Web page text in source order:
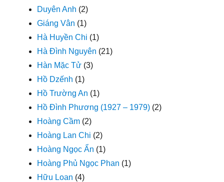
Duyên Anh (2)
Giáng Vân (1)
Hà Huyền Chi (1)
Hà Đình Nguyên (21)
Hàn Mặc Tử (3)
Hồ Dzếnh (1)
Hồ Trường An (1)
Hồ Đình Phương (1927 – 1979) (2)
Hoàng Cầm (2)
Hoàng Lan Chi (2)
Hoàng Ngọc Ẩn (1)
Hoàng Phủ Ngọc Phan (1)
Hữu Loan (4)